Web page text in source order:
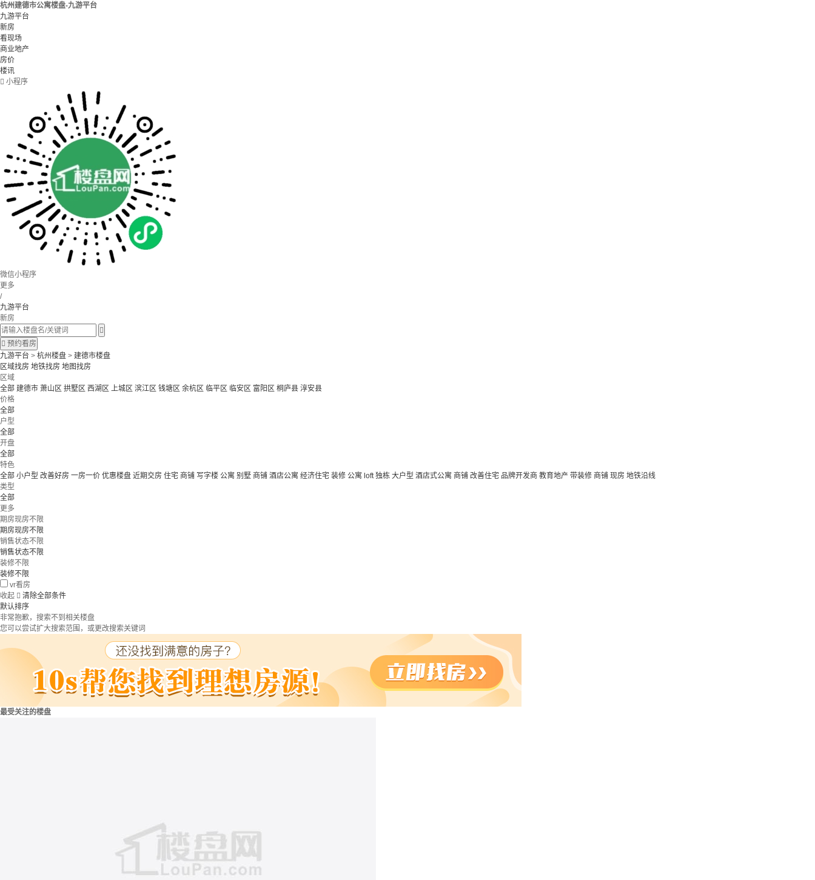
杭州建德市公寓楼盘-九游平台
九游平台
新房
看现场
商业地产
房价
楼讯
 小程序
微信小程序
更多
/
九游平台
新房

 预约看房
九游平台 > 杭州楼盘 > 建德市楼盘
区域找房 地铁找房 地图找房
区域
全部 建德市 萧山区 拱墅区 西湖区 上城区 滨江区 钱塘区 余杭区 临平区 临安区 富阳区 桐庐县 淳安县
价格
全部
户型
全部
开盘
全部
特色
全部 小户型 改善好房 一房一价 优惠楼盘 近期交房 住宅 商铺 写字楼 公寓 别墅 商铺 酒店公寓 经济住宅 装修 公寓 loft独栋 大户型 酒店式公寓 商铺 改善住宅 品牌开发商 教育地产 带装修 商铺 现房 地铁沿线
类型
全部
更多
期房现房不限
期房现房不限
销售状态不限
销售状态不限
装修不限
装修不限
vr看房
收起  清除全部条件
默认排序
非常抱歉，搜索不到相关楼盘
您可以尝试扩大搜索范围，或更改搜索关键词
最受关注的楼盘